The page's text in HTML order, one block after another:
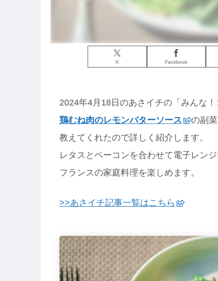
X Facebook
2024年4月18日のあさイチの「みんな
鶏むね肉のレモンバターソース
の副
教えてくれたので詳しく紹介します。
レタスとベーコンを合わせて電子レン
フランスの家庭料理を楽しめます。
>>あさイチ記事一覧はこちら